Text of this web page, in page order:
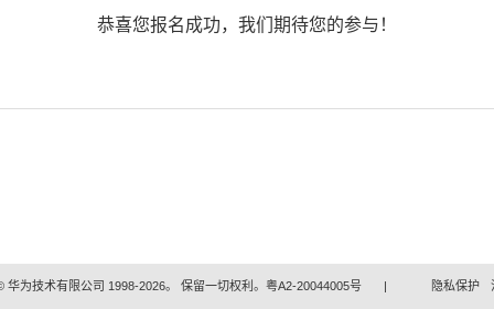
恭喜您报名成功，我们期待您的参与！
华为技术有限公司 1998-2026。 保留一切权利。粤A2-20044005号 | 隐私保护